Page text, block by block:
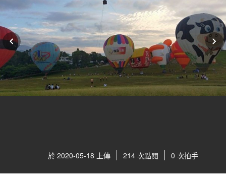
於 2020-05-18 上傳 214 次點閱 0 次拍手